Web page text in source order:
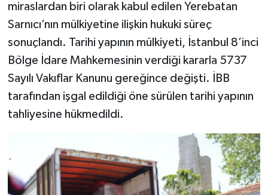
miraslardan biri olarak kabul edilen Yerebatan
Sarnıcı’nın mülkiyetine ilişkin hukuki süreç
sonuçlandı. Tarihi yapının mülkiyeti, İstanbul 8’inci
Bölge İdare Mahkemesinin verdiği kararla 5737
Sayılı Vakıflar Kanunu gereğince değişti. İBB
tarafından işgal edildiği öne sürülen tarihi yapının
tahliyesine hükmedildi.